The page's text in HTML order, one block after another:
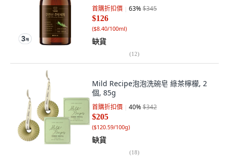
首購折扣價 63%$345
$126
($8.40/100ml)
缺貨
(12)
Mild Recipe泡泡洗碗皂 綠茶檸檬, 2
個, 85g
首購折扣價 40%$342
$205
($120.59/100g)
缺貨
(18)